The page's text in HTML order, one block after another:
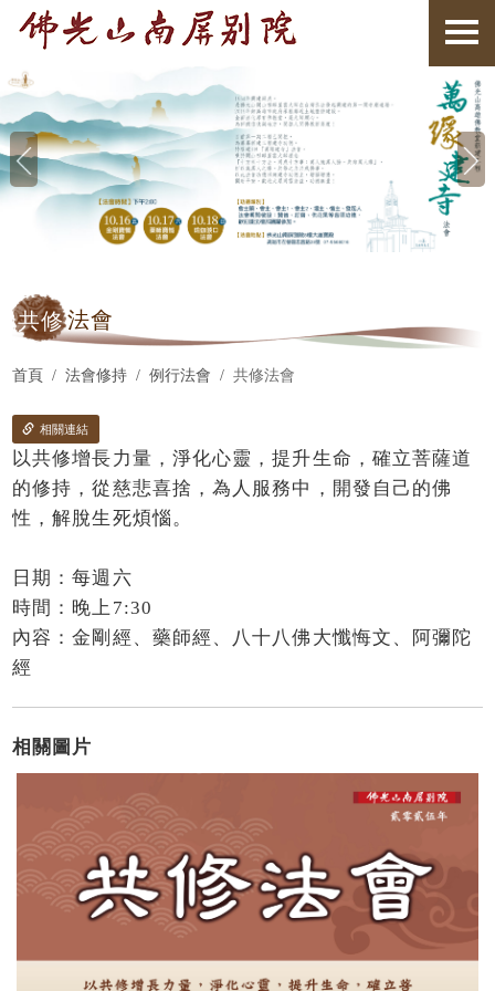
共修法會
首頁 法會修持 例行法會 共修法會
相關連結
以共修增長力量，淨化心靈，提升生命，確立菩薩道
的修持，從慈悲喜捨，為人服務中，開發自己的佛
性，解脫生死煩惱。
日期：每週六
時間：晚上7:30
內容：金剛經、藥師經、八十八佛大懺悔文、阿彌陀
經
相關圖片